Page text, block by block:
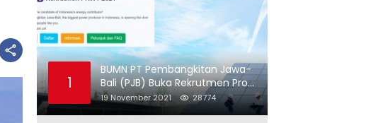
1
BUMN PT Pembangkitan Jawa-
Bali (PJB) Buka Rekrutmen Pro
Hire (PKWT)
19 November 2021 28774